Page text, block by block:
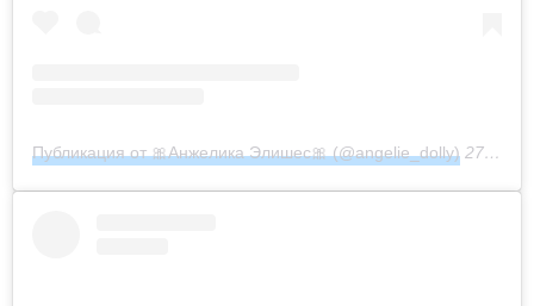
Публикация от 🎀Анжелика Элишес🎀 (@angelie_dolly) 27 Авг 2019 в 5:57 PDT